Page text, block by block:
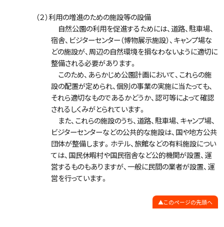
（２）利用の増進のための施設等の設備
自然公園の利用を促進するためには、道路、駐車場、
宿舎、ビジターセンター（博物展示施設）、キャンプ場な
どの施設が、周辺の自然環境を損なわないように適切に
整備される必要があります。
このため、あらかじめ公園計画において、これらの施
設の配置が定められ、個別の事業の実施に当たっても、
それら適切なものであるかどうか、認可等によって確認
されるしくみがとられています。
また、これらの施設のうち、道路、駐車場、キャンプ場、
ビジターセンターなどの公共的な施設は、国や地方公共
団体が整備します。ホテル、旅館などの有料施設につい
ては、国民休暇村や国民宿舎など公的機関が設置、運
営するものもありますが、一般に民間の業者が設置、運
営を行っています。
このページの先頭へ